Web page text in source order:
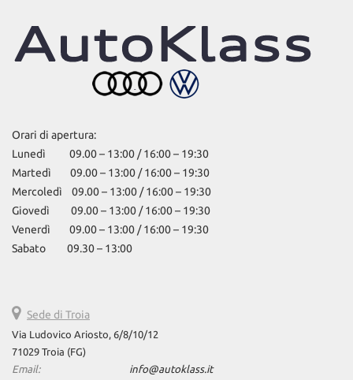
Orari di apertura:
Lunedì 09.00 – 13:00 / 16:00 – 19:30
Martedì 09.00 – 13:00 / 16:00 – 19:30
Mercoledì 09.00 – 13:00 / 16:00 – 19:30
Giovedì 09.00 – 13:00 / 16:00 – 19:30
Venerdì 09.00 – 13:00 / 16:00 – 19:30
Sabato 09.30 – 13:00
Sede di Troia
Via Ludovico Ariosto, 6/8/10/12
71029 Troia (FG)
Email:
info@autoklass.it